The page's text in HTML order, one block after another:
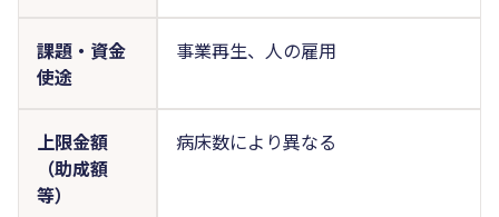
課題・資金
使途
事業再生、人の雇用
上限金額
（助成額
等）
病床数により異なる